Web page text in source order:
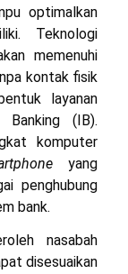
optimalkan
Teknologi
memenuhi
kontak fisik
layanan
(IB).
komputer
yang
penghubung
bank.
nasabah
disesuaikan